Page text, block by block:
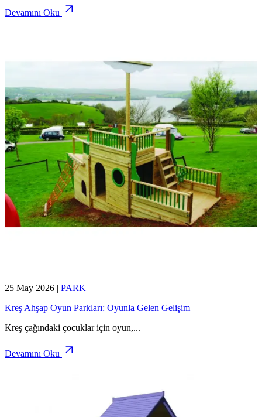
Devamını Oku
25 May 2026 | PARK
Kreş Ahşap Oyun Parkları: Oyunla Gelen Gelişim
Kreş çağındaki çocuklar için oyun,...
Devamını Oku